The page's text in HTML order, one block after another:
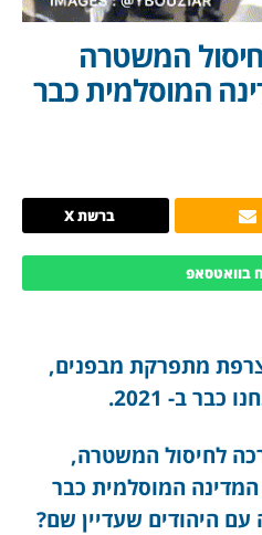
המשטרה
המוסלמית כבר
ברשת X
בוואטסאפ
מתפרקת מבפנים,
ב- 2021.
לחיסול המשטרה,
המדינה המוסלמית כבר
עם היהודים שעדיין שם?